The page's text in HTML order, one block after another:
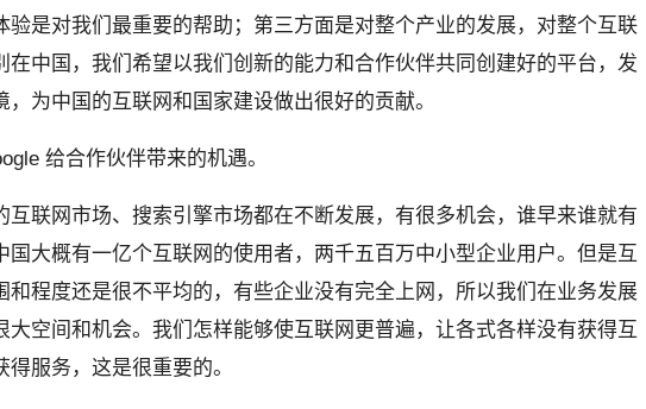
验是对我们最重要的帮助；第三方面是对整个产业的发展，对整个互联
在中国，我们希望以我们创新的能力和合作伙伴共同创建好的平台，发
，为中国的互联网和国家建设做出很好的贡献。
给合作伙伴带来的机遇。
互联网市场、搜索引擎市场都在不断发展，有很多机会，谁早来谁就有
国大概有一亿个互联网的使用者，两千五百万中小型企业用户。但是互
和程度还是很不平均的，有些企业没有完全上网，所以我们在业务发展
大空间和机会。我们怎样能够使互联网更普遍，让各式各样没有获得互
服务，这是很重要的。